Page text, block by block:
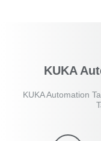
KUKA
KUKA Automation